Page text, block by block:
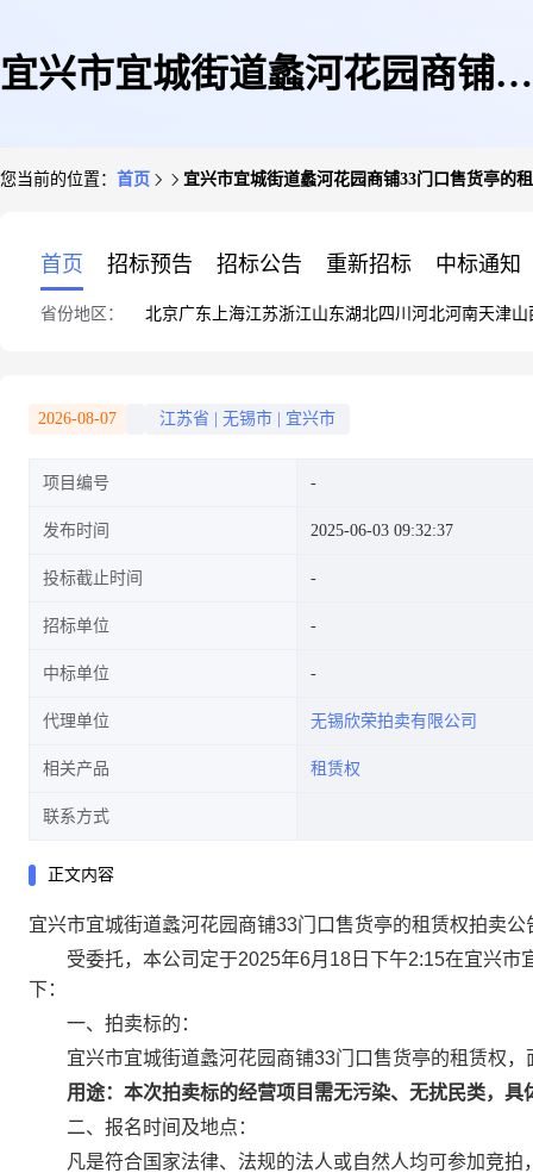
宜兴市宜城街道蠡河花园商铺33
您当前的位置： 首页 宜兴市宜城街道蠡河花园商铺33门口售货亭的
首页 招标预告 招标公告 重新招标 中标通知
省份地区： 北京广东 上海江苏浙江山东湖北四川 河北河南天津山
2026-08-07 江苏省 无锡市 宜兴市
项目编号
发布时间 2025-06-03 09:32:37
投标截止时间
招标单位
中标单位
代理单位 无锡欣荣拍卖有限公司
相关产品 租赁权
联系方式
正文内容
宜兴市宜城街道蠡河花园商铺33门口售货亭的租赁权拍卖公
受委托，本公司定于2025年6月18日下午2:15在宜兴市
下：
一、拍卖标的：
宜兴市宜城街道蠡河花园商铺33门口售货亭的租赁权，
用途：本次拍卖标的经营项目需无污染、无扰民类，具
二、报名时间及地点：
凡是符合国家法律、法规的法人或自然人均可参加竞拍